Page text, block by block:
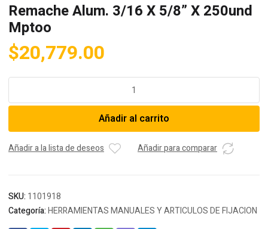
Remache Alum. 3/16 X 5/8” X 250und
Mptoo
$20,779.00
3/16
5/8”
X
Añadir al carrito
Añadir a la lista de deseos Añadir para comparar
SKU: 1101918
Categoría:HERRAMIENTAS MANUALES Y ARTICULOS DE FIJACION